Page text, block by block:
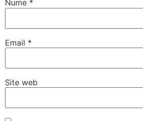
Nume *
Email *
Site web